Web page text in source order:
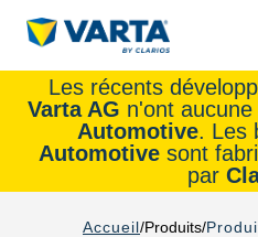
Les récents
Varta AG n'ont
Automotive. Les
Automotive sont
par
Accueil Produits